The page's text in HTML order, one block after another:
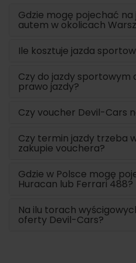
Gdzie mogę pojechać
autem w okolicach
Ile kosztuje jazda
Czy do jazdy
prawo jazdy?
Czy voucher Devil-Cars
Czy termin jazdy trzeba
zakupie vouchera?
Gdzie w Polsce mogę
Huracan lub Ferrari 488?
Na ilu torach
oferty Devil-Cars?